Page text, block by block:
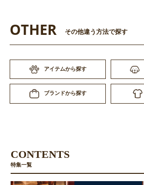
OTHER その他違う方法で探す
アイテムから探す
ブランドから探す
CONTENTS
特集一覧